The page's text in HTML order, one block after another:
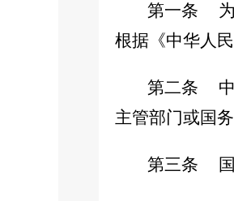
第一条
根据《中华人
第二条
主管部门或国
第三条